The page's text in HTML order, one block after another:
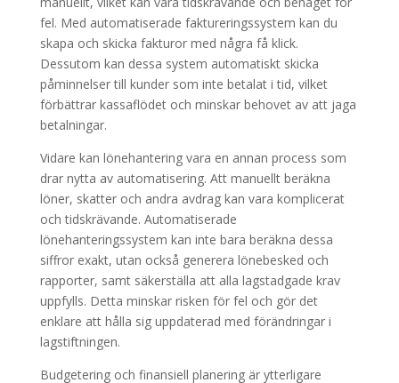
fel. Med automatiserade faktureringssystem kan du
skapa och skicka fakturor med några få klick.
Dessutom kan dessa system automatiskt skicka
påminnelser till kunder som inte betalat i tid, vilket
förbättrar kassaflödet och minskar behovet av att jaga
betalningar.
Vidare kan lönehantering vara en annan process som
drar nytta av automatisering. Att manuellt beräkna
löner, skatter och andra avdrag kan vara komplicerat
och tidskrävande. Automatiserade
lönehanteringssystem kan inte bara beräkna dessa
siffror exakt, utan också generera lönebesked och
rapporter, samt säkerställa att alla lagstadgade krav
uppfylls. Detta minskar risken för fel och gör det
enklare att hålla sig uppdaterad med förändringar i
lagstiftningen.
Budgetering och finansiell planering är ytterligare